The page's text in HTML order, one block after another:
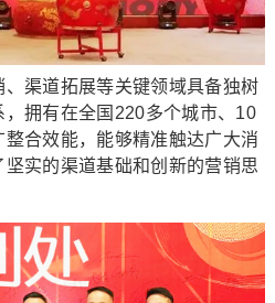
渠道拓展等关键领域具备独树
拥有在全国220多个城市、10
合效能，能够精准触达广大消
实的渠道基础和创新的营销思